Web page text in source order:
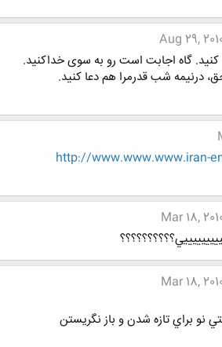
Aug 29,
گاه اجابت است رو به سوی خداکنید.
درنیمه شب قدرمرا هم دعا کنید.
http://www.www.www.iran-
Mar 18,
Mar 18,
نو براي تازه شدن و باز نگريستن